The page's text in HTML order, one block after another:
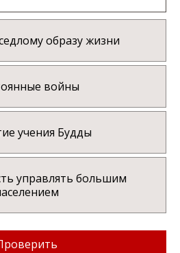
образу жизни
войны
учения Будды
управлять большим